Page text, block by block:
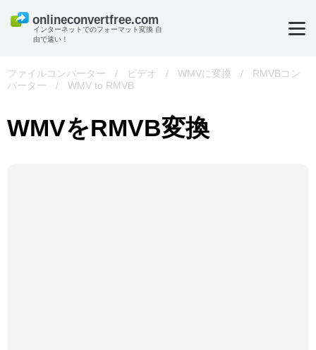
インターネットでのフォーマット変換 自
由で速い！
ファイルコンバーター / ビデオ / WMVに変換 /
RMVBコン
バーター
/ WMV to RMVB
WMVをRMVB変換